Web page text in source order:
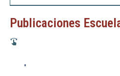
Publicaciones